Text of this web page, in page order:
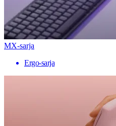
MX-sarja
Ergo-sarja